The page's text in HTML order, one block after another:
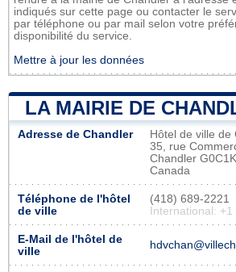
indiqués sur cette page ou contacter le
par téléphone ou par mail selon votre
disponibilité du service.
Mettre à jour les données
LA MAIRIE DE
Adresse de Chandler
Hôtel de ville de
35, rue
Chandler
Canada
Téléphone de l'hôtel
de ville
(418) 689-2221
International: +1
E-Mail de l'hôtel de
ville